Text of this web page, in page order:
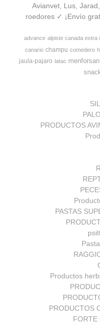
Avianvet, Lus,
roedores ✓ ¡Envío
advance alpiste canada extra
canario champu comedero
jaula-pajaro latac menforsan
PRODUCTOS
PASTAS
Productos
PRODUCTOS
FORTE